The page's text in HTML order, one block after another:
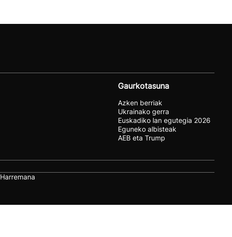
Gaurkotasuna
Azken berriak
Ukrainako gerra
Euskadiko lan egutegia 2026
Eguneko albisteak
AEB eta Trump
Harremana